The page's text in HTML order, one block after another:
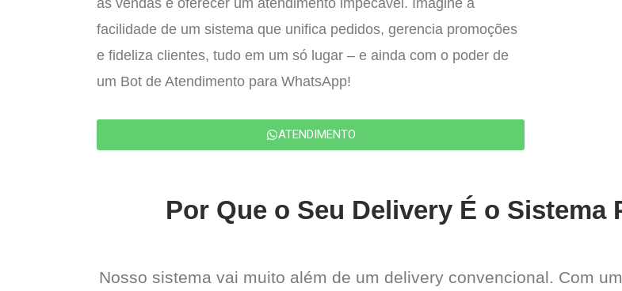
facilidade de um sistema que unifica pedidos, gerencia promoções
e fideliza clientes, tudo em um só lugar – e ainda com o poder de
um Bot de Atendimento para WhatsApp!
ATENDIMENTO
Por Que o Seu Delivery É o Sistema
Nosso sistema vai muito além de um delivery convencional. Com